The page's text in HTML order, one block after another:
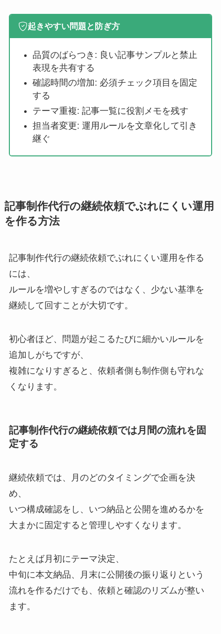
起きやすい問題と防ぎ方
品質のばらつき: 良い記事サンプルと禁止
表現を共有する
確認時間の増加: 必須チェック項目を固定
する
テーマ重複: 記事一覧に役割メモを残す
担当者変更: 運用ルールを文章化して引き
継ぐ
記事制作代行の継続依頼でぶれにくい運用
を作る方法
記事制作代行の継続依頼でぶれにくい運用を作る
には、
ルールを増やしすぎるのではなく、少ない基準を
継続して回すことが大切です。
初心者ほど、問題が起こるたびに細かいルールを
追加しがちですが、
複雑になりすぎると、依頼者側も制作側も守れな
くなります。
記事制作代行の継続依頼では月間の流れを固
定する
継続依頼では、月のどのタイミングで企画を決
め、
いつ構成確認をし、いつ納品と公開を進めるかを
大まかに固定すると管理しやすくなります。
たとえば月初にテーマ決定、
中旬に本文納品、月末に公開後の振り返りという
流れを作るだけでも、依頼と確認のリズムが整い
ます。